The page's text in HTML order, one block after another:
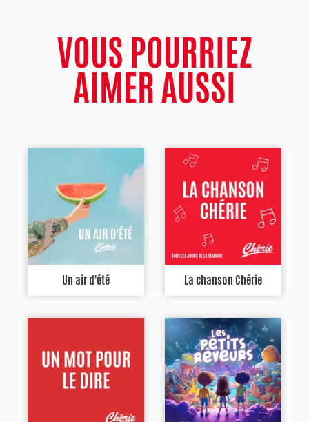
VOUS POURRIEZ
AIMER AUSSI
Un air d'été La chanson Chérie